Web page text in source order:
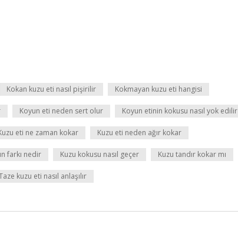
Kokan kuzu eti nasıl pişirilir Kokmayan kuzu eti hangisi
Koyun eti neden sert olur Koyun etinin kokusu nasıl yok edilir
eti ne zaman kokar Kuzu eti neden ağır kokar
farkı nedir Kuzu kokusu nasıl geçer Kuzu tandır kokar mı
kuzu eti nasıl anlaşılır